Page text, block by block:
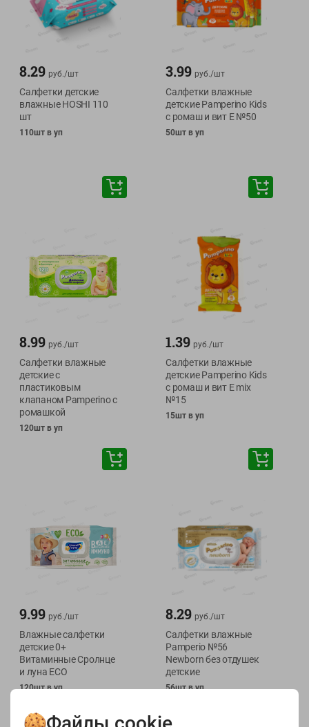
8.29 руб./шт
Салфетки детские
влажные HOSHI 110
шт
110шт в уп
3.99 руб./шт
Салфетки влажные
детские Pamperino Kids
с ромаш и вит Е №50
50шт в уп
8.99 руб./шт
Салфетки влажные
детские с
пластиковым
клапаном Pamperino с
ромашкой
120шт в уп
1.39 руб./шт
Салфетки влажные
детские Pamperino Kids
с ромаш и вит Е mix
№15
15шт в уп
9.99 руб./шт
Влажные салфетки
детские 0+
Витаминные Сролнце
и луна ECO
120шт в уп
8.29 руб./шт
Салфетки влажные
Pamperio №56
Newborn без отдушек
детские
56шт в уп